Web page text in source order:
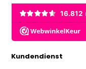
Kundendienst